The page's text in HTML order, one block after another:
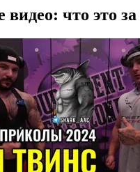
видео: что это за